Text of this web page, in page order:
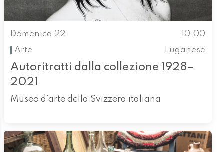
Domenica 22
10.00
Arte
Luganese
Autoritratti dalla collezione 1928–
2021
Museo d'arte della Svizzera italiana